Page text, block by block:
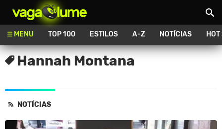
MENU TOP 100 ESTILOS A-Z NOTÍCIAS
Hannah Montana
NOTÍCIAS